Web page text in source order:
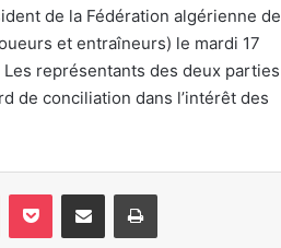
de la Fédération algérienne de
et entraîneurs) le mardi 17
représentants des deux parties
de conciliation dans l’intérêt des
Odnoklassniki
Pocket Partager par email Imprimer